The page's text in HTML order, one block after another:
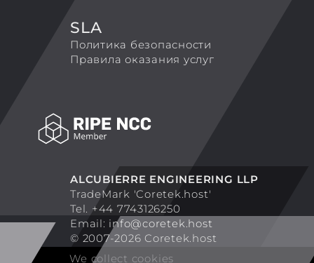
ALCUBIERRE ENGINEERING LLP
TradeMark 'Coretek.host'
Tel. +44 7743126250
Email: info@coretek.host
© 2007-2026 Coretek.host
SLA
Политика безопасности
Правила оказания услуг
We collect cookies